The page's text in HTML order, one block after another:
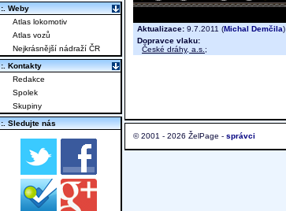
Aktualizace: 9.7.2011 (Michal Demčila)
Dopravce vlaku:
České dráhy, a.s. ;
© 2001 - 2026 ŽelPage - správci
:. Weby
Atlas lokomotiv
Atlas vozů
Nejkrásnější nádraží ČR
:. Kontakty
Redakce
Spolek
Skupiny
:. Sledujte nás